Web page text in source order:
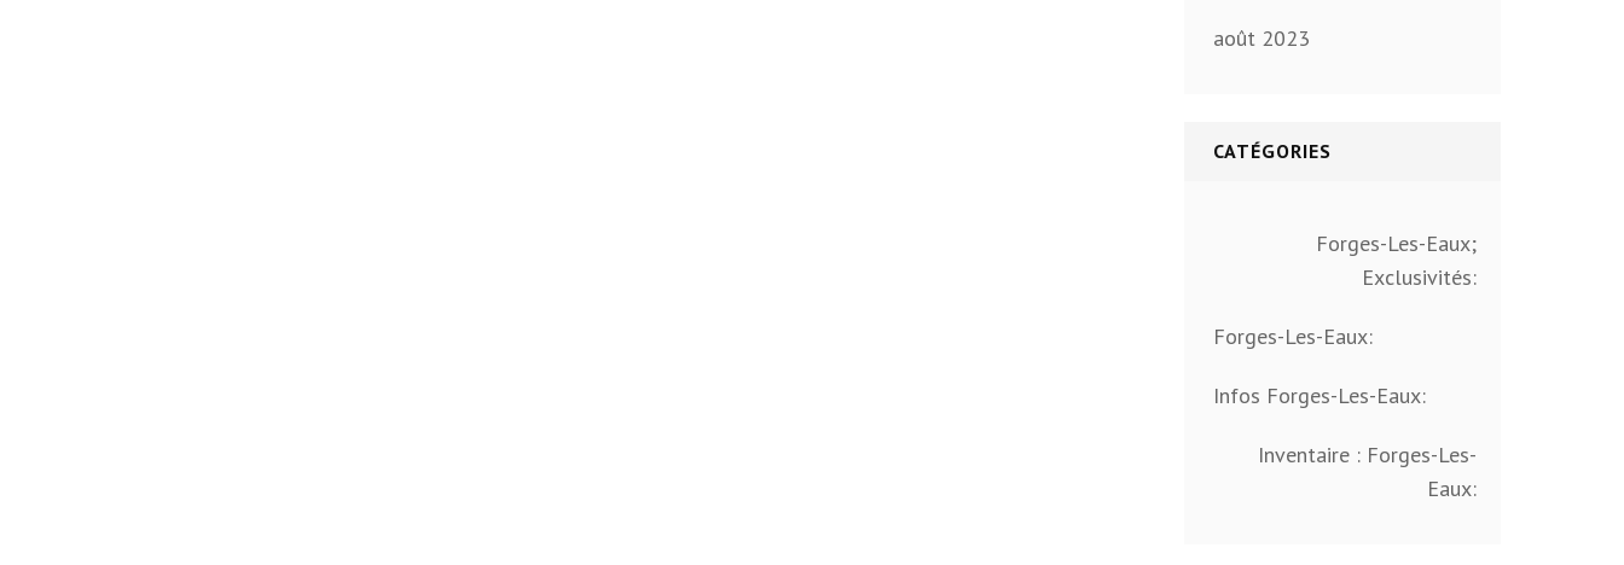
août 2023
CATÉGORIES
Forges-Les-Eaux;
Exclusivités:
Forges-Les-Eaux:
Infos Forges-Les-Eaux:
Inventaire : Forges-Les-
Eaux: